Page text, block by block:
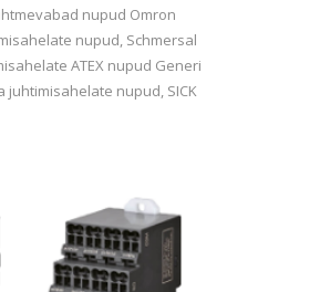
nupud Omron
nupud, Schmersal
ATEX nupud Generi
juhtimisahelate nupud, SICK